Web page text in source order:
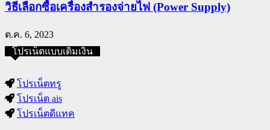
วิธีเลือกซื้อเครื่องสำรองจ่ายไฟ (Power Supply)
ต.ค. 6, 2023
โปรเน็ตแบบเติมเงิน
โปรเน็ตทรู
โปรเน็ต ais
โปรเน็ตดีแทค